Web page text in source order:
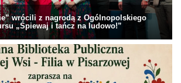
wrócili z nagrodą z Ogólnopolskiego
„Śpiewaj i tańcz na ludowo!”